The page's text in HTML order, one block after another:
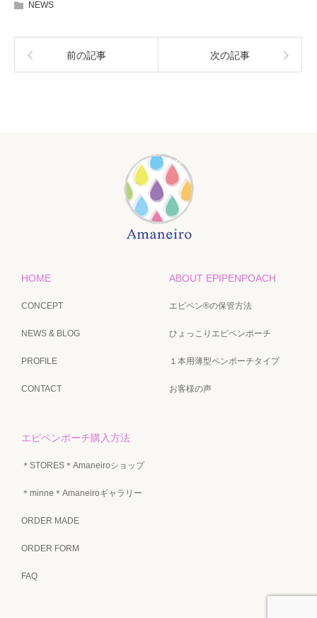
NEWS
前の記事 次の記事
HOME
CONCEPT
NEWS & BLOG
PROFILE
CONTACT
ABOUT EPIPENPOACH
エピペン®の保管方法
ひょっこりエピペンポーチ
１本用薄型ペンポーチタイプ
お客様の声
エピペンポーチ購入方法
＊STORES＊Amaneiroショップ
＊minne＊Amaneiroギャラリー
ORDER MADE
ORDER FORM
FAQ